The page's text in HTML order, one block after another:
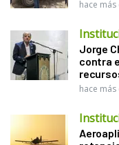
hace
Jorge
contra
hace